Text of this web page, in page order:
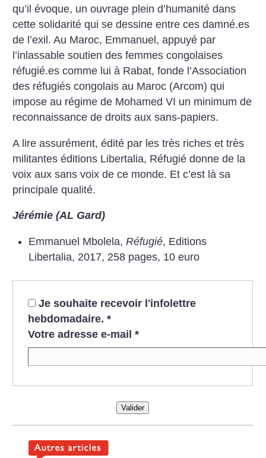
qu’il évoque, un ouvrage plein d’humanité dans
cette solidarité qui se dessine entre ces damné.es
de l’exil. Au Maroc, Emmanuel, appuyé par
l’inlassable soutien des femmes congolaises
réfugié.es comme lui à Rabat, fonde l’Association
des réfugiés congolais au Maroc (Arcom) qui
impose au régime de Mohamed VI un minimum de
reconnaissance de droits aux sans-papiers.
A lire assurément, édité par les très riches et très
militantes éditions Libertalia, Réfugié donne de la
voix aux sans voix de ce monde. Et c’est là sa
principale qualité.
Jérémie (AL Gard)
Emmanuel Mbolela, Réfugié, Editions
Libertalia, 2017, 258 pages, 10 euro
Je souhaite recevoir l'infolettre
hebdomadaire. *
Votre adresse e-mail *
Valider